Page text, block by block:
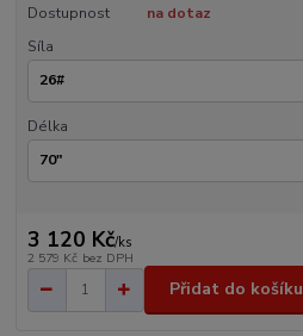
Dostupnost
na dotaz
Síla
Délka
3 120 Kč/ks
2 579 Kč bez DPH
Přidat do košíku